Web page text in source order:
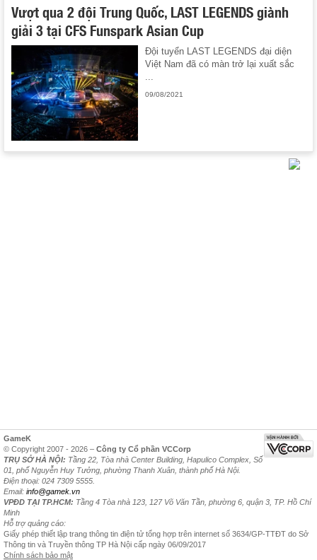
Vượt qua 2 đội Trung Quốc, LAST LEGENDS giành
giải 3 tại CFS Funspark Asian Cup
Đội tuyển LAST LEGENDS đại diện
Việt Nam đã có màn trở lại xuất sắc
...
09/08/2021
GameK
© Copyright 2007 - 2026 – Công ty Cổ phần VCCorp
TRỤ SỞ HÀ NỘI: Tầng 22, Tòa nhà Center Building, Hapulico Complex, Số
01, phố Nguyễn Huy Tưởng, phường Thanh Xuân, thành phố Hà Nội.
Điện thoại: 024 7309 5555.
Email: info@gamek.vn
VPĐD TẠI TP.HCM: Tầng 4 Tòa nhà 123, 127 Võ Văn Tần, phường 6, quận 3, TP. Hồ Chí
Minh
Hỗ trợ quảng cáo:
Giấy phép thiết lập trang thông tin điện tử tổng hợp trên internet số 3634/GP-TTĐT do Sở
Thông tin và Truyền thông TP Hà Nội cấp ngày 06/09/2017
Chính sách bảo mật